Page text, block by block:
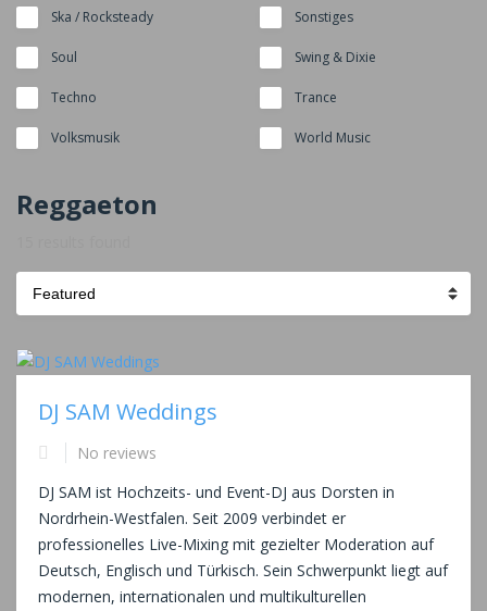
Ska / Rocksteady Sonstiges
Soul Swing & Dixie
Techno Trance
Volksmusik World Music
Reggaeton
Sort
by:
DJ SAM Weddings
No reviews
DJ SAM ist Hochzeits- und Event-DJ aus Dorsten in
Nordrhein-Westfalen. Seit 2009 verbindet er
professionelles Live-Mixing mit gezielter Moderation auf
Deutsch, Englisch und Türkisch. Sein Schwerpunkt liegt auf
modernen, internationalen und multikulturellen